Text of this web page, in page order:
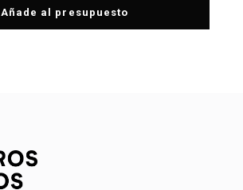
Añade al presupuesto